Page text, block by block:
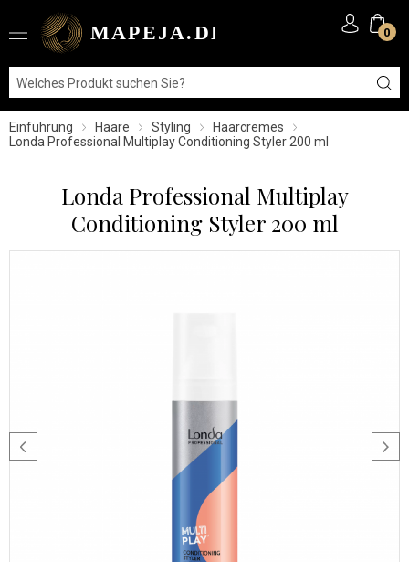
0
Einführung Haare Styling
Haarcremes
Londa Professional Multiplay Conditioning Styler 200 ml
Londa Professional Multiplay
Conditioning Styler 200 ml